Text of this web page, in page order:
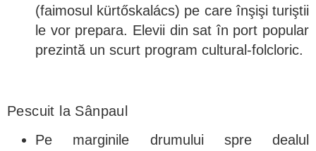
(faimosul kürtőskalács) pe care înşişi turiştii
le vor prepara. Elevii din sat în port popular
prezintă un scurt program cultural-folcloric.
Pescuit la Sânpaul
Pe marginile drumului spre dealul